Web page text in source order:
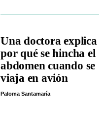
Una doctora explica
por qué se hincha el
abdomen cuando se
viaja en avión
Paloma Santamaría